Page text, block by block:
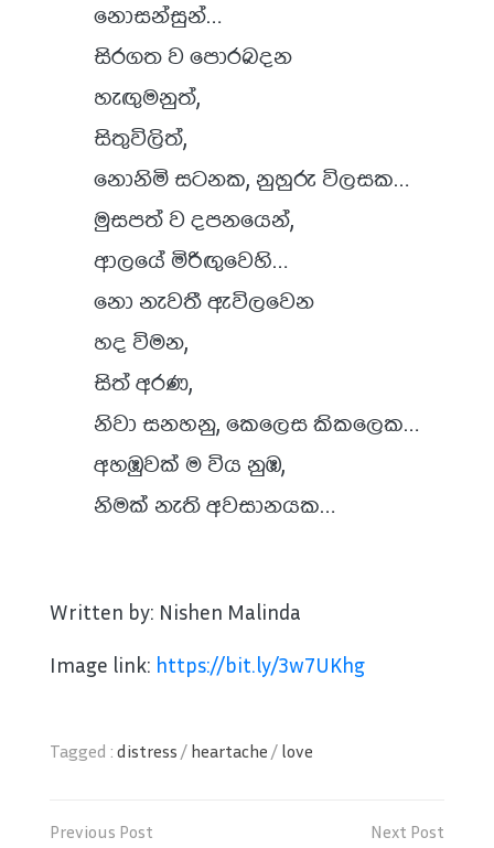
නොසන්සුන්…
සිරගත ව පොරබදන
හැඟුමනුත්,
සිතුවිලිත්,
නොනිමි සටනක, නුහුරු විලසක…
මුසපත් ව දපනයෙන්,
ආලයේ මිරිඟුවෙහි…
නො නැවතී ඇවිලවෙන
හද විමන,
සිත් අරණ,
නිවා සනහනු, කෙලෙස කිකලෙක…
අහඹුවක් ම විය නුඹ,
නිමක් නැති අවසානයක…
Written by: Nishen Malinda
Image link: https://bit.ly/3w7UKhg
Tagged : distress / heartache / love
Post